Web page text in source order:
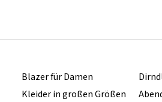
Blazer für Damen
Kleider in großen Größen